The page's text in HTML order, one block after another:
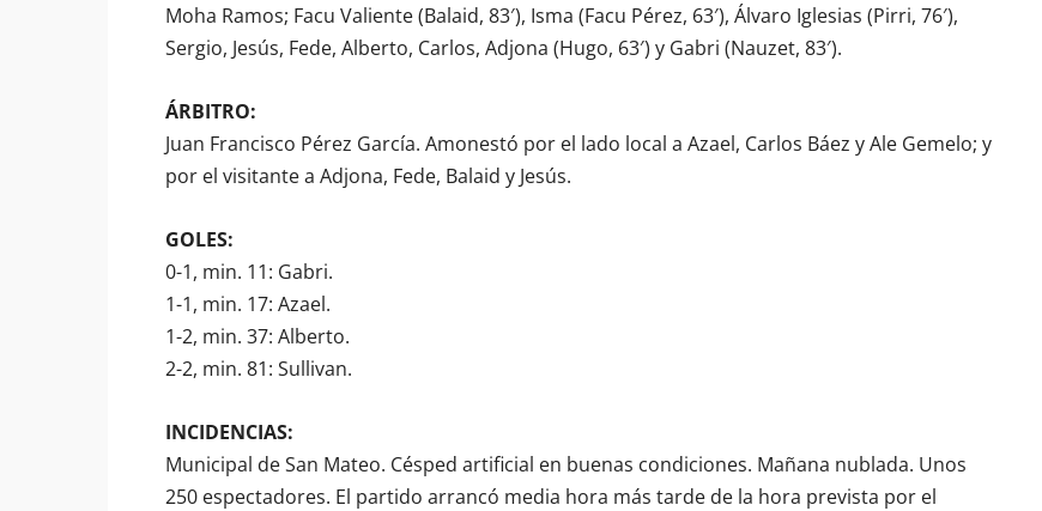
Moha Ramos; Facu Valiente (Balaid, 83′), Isma (Facu Pérez, 63′), Álvaro Iglesias (Pirri, 76′),
Sergio, Jesús, Fede, Alberto, Carlos, Adjona (Hugo, 63′) y Gabri (Nauzet, 83′).
ÁRBITRO:
Juan Francisco Pérez García. Amonestó por el lado local a Azael, Carlos Báez y Ale Gemelo; y
por el visitante a Adjona, Fede, Balaid y Jesús.
GOLES:
0-1, min. 11: Gabri.
1-1, min. 17: Azael.
1-2, min. 37: Alberto.
2-2, min. 81: Sullivan.
INCIDENCIAS:
Municipal de San Mateo. Césped artificial en buenas condiciones. Mañana nublada. Unos
250 espectadores. El partido arrancó media hora más tarde de la hora prevista por el